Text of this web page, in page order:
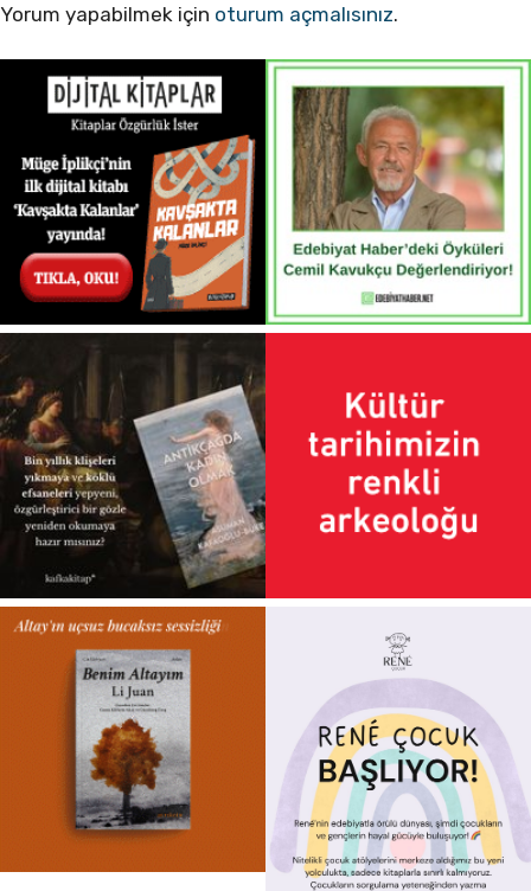
Yorum yapabilmek için oturum açmalısınız.